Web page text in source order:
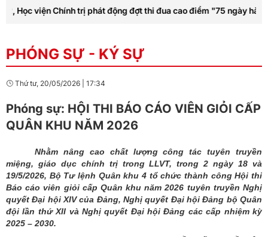
Học viện Chính trị phát động đợt thi đua cao điểm "75 ngày hành
PHÓNG SỰ - KÝ SỰ
Thứ tư, 20/05/2026 17:34
Phóng sự: HỘI THI BÁO CÁO VIÊN GIỎI CẤP
QUÂN KHU NĂM 2026
Nhằm nâng cao chất lượng công tác tuyên truyền
miệng, giáo dục chính trị trong LLVT, trong 2 ngày 18 và
19/5/2026, Bộ Tư lệnh Quân khu 4 tổ chức thành công Hội thi
Báo cáo viên giỏi cấp Quân khu năm 2026 tuyên truyền Nghị
quyết Đại hội XIV của Đảng, Nghị quyết Đại hội Đảng bộ Quân
đội lần thứ XII và Nghị quyết Đại hội Đảng các cấp nhiệm kỳ
2025 – 2030.